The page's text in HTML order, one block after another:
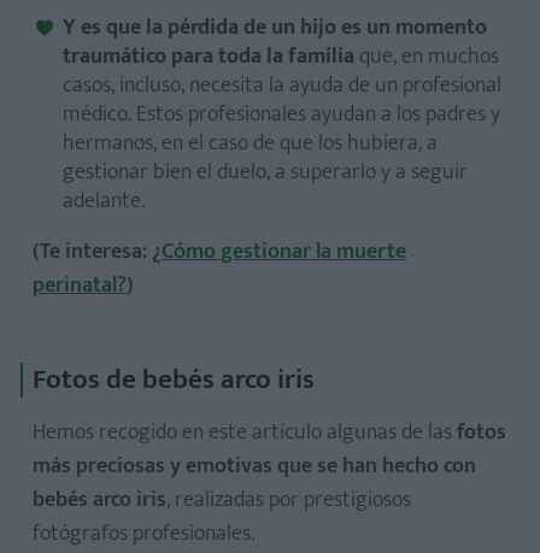
Y es que la pérdida de un hijo es un momento
traumático para toda la familia que, en muchos
casos, incluso, necesita la ayuda de un profesional
médico. Estos profesionales ayudan a los padres y
hermanos, en el caso de que los hubiera, a
gestionar bien el duelo, a superarlo y a seguir
adelante.
(Te interesa: ¿Cómo gestionar la muerte
perinatal?)
Fotos de bebés arco iris
Hemos recogido en este artículo algunas de lasfotos
más preciosas y emotivas que se han hecho con
bebés arco iris, realizadas por prestigiosos
fotógrafos profesionales.